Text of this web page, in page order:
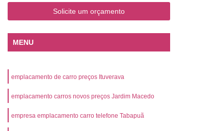
Emplacamento Veículos Novos
Detran Emplacamento de Veículo
de Veículo Cravinhos
Emplacamento de Veículo Zero
Veículo Zero
Emplacamento Veículos
de Emplacamento de Veículo Zero
Solicite um orçamento
MENU
emplacamento de carro preços Ituverava
emplacamento carros novos preços Jardim Macedo
empresa emplacamento carro telefone Tabapuã